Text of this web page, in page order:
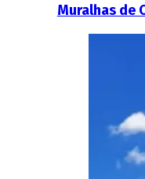
Muralhas de